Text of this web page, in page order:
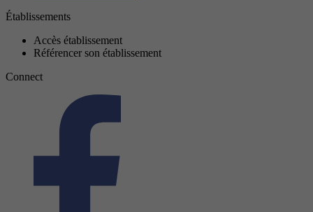
Établissements
Accès établissement
Référencer son établissement
Connect